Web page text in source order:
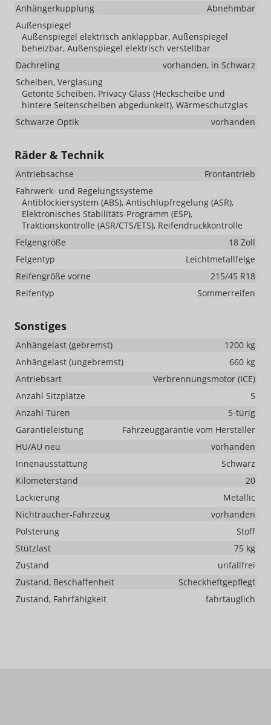
Anhängerkupplung
Abnehmbar
Außenspiegel
Außenspiegel elektrisch anklappbar, Außenspiegel
beheizbar, Außenspiegel elektrisch verstellbar
Dachreling
vorhanden, in Schwarz
Scheiben, Verglasung
Getönte Scheiben, Privacy Glass (Heckscheibe und
hintere Seitenscheiben abgedunkelt), Wärmeschutzglas
Schwarze Optik
vorhanden
Räder & Technik
Antriebsachse
Frontantrieb
Fahrwerk- und Regelungssysteme
Antiblockiersystem (ABS), Antischlupfregelung (ASR),
Elektronisches Stabilitäts-Programm (ESP),
Traktionskontrolle (ASR/CTS/ETS), Reifendruckkontrolle
Felgengröße
18 Zoll
Felgentyp
Leichtmetallfelge
Reifengröße vorne
215/45 R18
Reifentyp
Sommerreifen
Sonstiges
Anhängelast (gebremst)
1200 kg
Anhängelast (ungebremst)
660 kg
Antriebsart
Verbrennungsmotor (ICE)
Anzahl Sitzplätze
5
Anzahl Türen
5-türig
Garantieleistung
Fahrzeuggarantie vom Hersteller
HU/AU neu
vorhanden
Innenausstattung
Schwarz
Kilometerstand
20
Lackierung
Metallic
Nichtraucher-Fahrzeug
vorhanden
Polsterung
Stoff
Stützlast
75 kg
Zustand
unfallfrei
Zustand, Beschaffenheit
Scheckheftgepflegt
Zustand, Fahrfähigkeit
fahrtauglich